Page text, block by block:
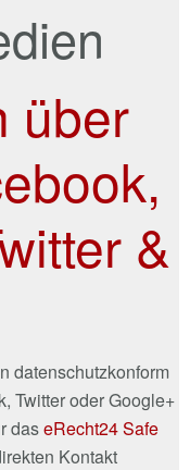
über
&
datenschutzkonform
Twitter oder Google+
daseRecht24 Safe
Kontakt